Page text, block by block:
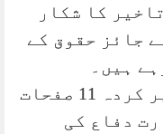
کا شکار
جائز حقوق کے
ہیں۔
جسٹس شاہد وحید کے تحریر کردہ 11 صفحات
دفاع کی